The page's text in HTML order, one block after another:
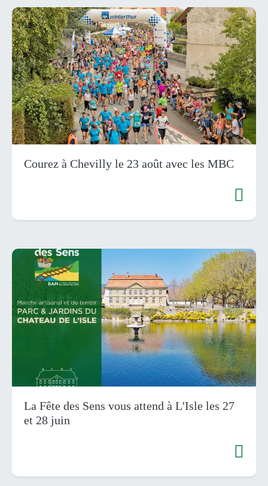
Courez à Chevilly le 23 août avec les MBC
La Fête des Sens vous attend à L'Isle les 27
et 28 juin